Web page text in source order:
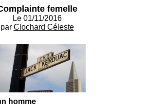
de migrants retraités fuyant des sites
lignes éditoriales plus strictes. Ici donc, sous
qui fleure bon la provoc' des années 50,
qui cache en vérité un prosélytisme
frontal et sans vergogne.
femelle
Le 01/11/2016
par Clochard Céleste
homme